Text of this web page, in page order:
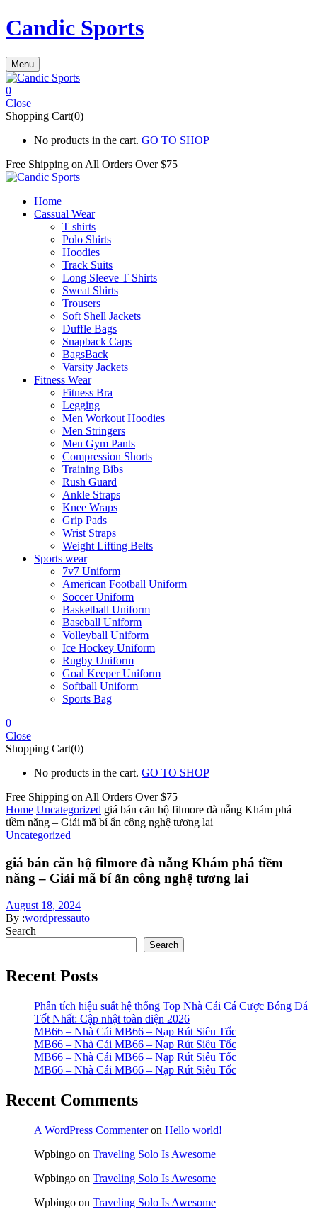
Candic Sports
Menu
0
Close
Shopping Cart(0)
No products in the cart. GO TO SHOP
Free Shipping on All Orders Over $75
Home
Cassual Wear
T shirts
Polo Shirts
Hoodies
Track Suits
Long Sleeve T Shirts
Sweat Shirts
Trousers
Soft Shell Jackets
Duffle Bags
Snapback Caps
BagsBack
Varsity Jackets
Fitness Wear
Fitness Bra
Legging
Men Workout Hoodies
Men Stringers
Men Gym Pants
Compression Shorts
Training Bibs
Rush Guard
Ankle Straps
Knee Wraps
Grip Pads
Wrist Straps
Weight Lifting Belts
Sports wear
7v7 Uniform
American Football Uniform
Soccer Uniform
Basketball Uniform
Baseball Uniform
Volleyball Uniform
Ice Hockey Uniform
Rugby Uniform
Goal Keeper Uniform
Softball Uniform
Sports Bag
0
Close
Shopping Cart(0)
No products in the cart. GO TO SHOP
Free Shipping on All Orders Over $75
Home Uncategorized giá bán căn hộ filmore đà nẵng Khám phá
tiềm năng – Giải mã bí ẩn công nghệ tương lai
Uncategorized
giá bán căn hộ filmore đà nẵng Khám phá tiềm
năng – Giải mã bí ẩn công nghệ tương lai
August 18, 2024
By :wordpressauto
Search
Search
Recent Posts
Phân tích hiệu suất hệ thống Top Nhà Cái Cá Cược Bóng Đá
Tốt Nhất: Cập nhật toàn diện 2026
MB66 – Nhà Cái MB66 – Nạp Rút Siêu Tốc
MB66 – Nhà Cái MB66 – Nạp Rút Siêu Tốc
MB66 – Nhà Cái MB66 – Nạp Rút Siêu Tốc
MB66 – Nhà Cái MB66 – Nạp Rút Siêu Tốc
Recent Comments
A WordPress Commenteron Hello world!
Wpbingo on Traveling Solo Is Awesome
Wpbingo on Traveling Solo Is Awesome
Wpbingo on Traveling Solo Is Awesome